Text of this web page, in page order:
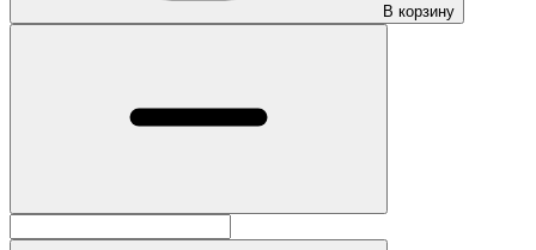
В корзину